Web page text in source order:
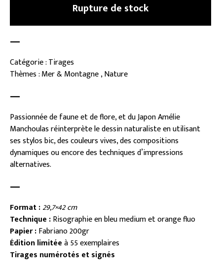
Rupture de stock
—
Catégorie : Tirages
Thèmes : Mer & Montagne , Nature
—
Passionnée de faune et de flore, et du Japon Amélie
Manchoulas réinterprète le dessin naturaliste en utilisant
ses stylos bic, des couleurs vives, des compositions
dynamiques ou encore des techniques d’impressions
alternatives.
—
Format :29,7×42 cm
Technique :Risographie en bleu medium et orange fluo
Papier :Fabriano 200gr
Édition limitéeà 55 exemplaires
Tirages numérotés et signés